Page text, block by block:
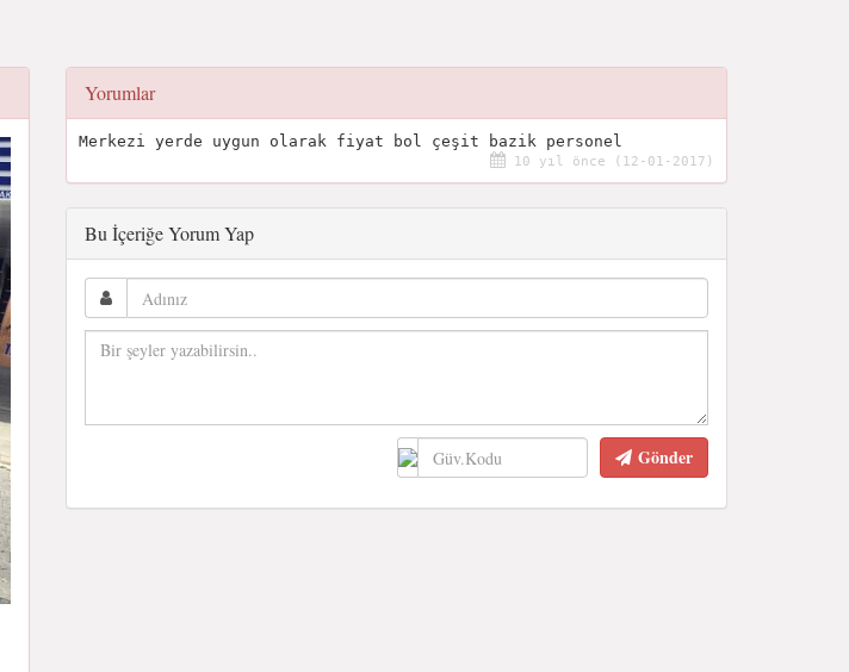
Yorumlar
Merkezi yerde uygun olarak fiyat bol çeşit bazik personel
10 yıl önce (12-01-2017)
Bu İçeriğe Yorum Yap
Gönder